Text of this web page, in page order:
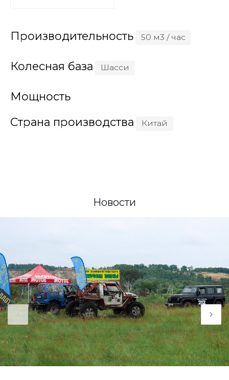
Производительность 50 м3 / час
Колесная база Шасси
Мощность
Страна производства
Китай
Новости